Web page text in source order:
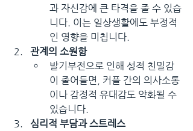
과 자신감에 큰 타격을 줄 수 있습
니다. 이는 일상생활에도 부정적
인 영향을 미칩니다.
관계의 소원함
발기부전으로 인해 성적 친밀감
이 줄어들면, 커플 간의 의사소통
이나 감정적 유대감도 약화될 수
있습니다.
심리적 부담과 스트레스